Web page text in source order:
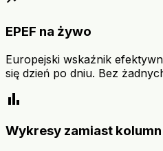
EPEF na żywo
Europejski wskaźnik
się dzień po dniu. Bez
bar_chart
Wykresy zamiast